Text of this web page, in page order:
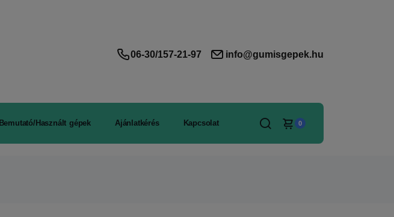
06-30/157-21-97 info@gumisgepek.hu
Bemutató/Használt gépek Ajánlatkérés Kapcsolat 0